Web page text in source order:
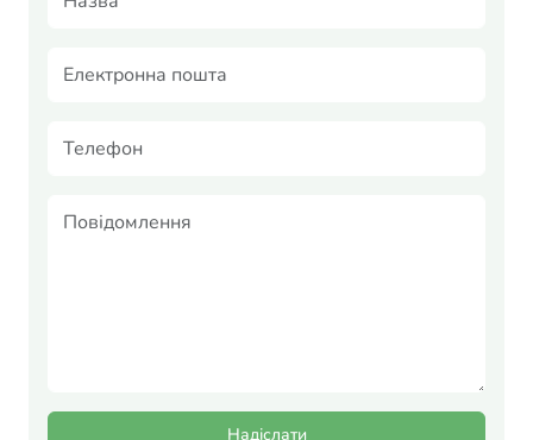
Надіслати